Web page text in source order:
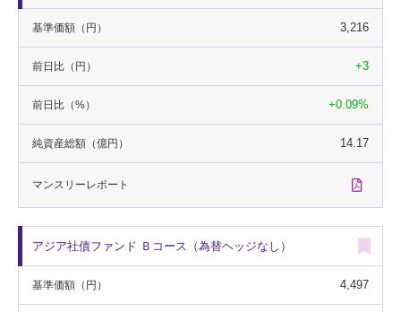
基準価額 （円） 3,216
前日比 （円） +3
前日比 （%） +0.09%
純資産総額 （億円） 14.17
マンスリーレポート
アジア社債ファンド Ｂコース（為替ヘッジなし）
基準価額 （円） 4,497